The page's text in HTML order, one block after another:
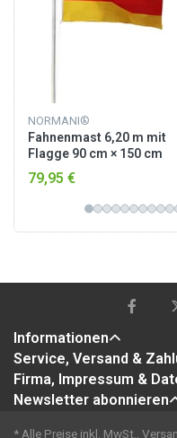
NORMANI®
Fahnenmast 6,20 m mit
Flagge 90 cm × 150 cm
Deutschland
79,95 €
Informationen
Service, Versand &
Firma, Impressum &
Newsletter abonnieren
* Alle Preise inkl. MwSt.,